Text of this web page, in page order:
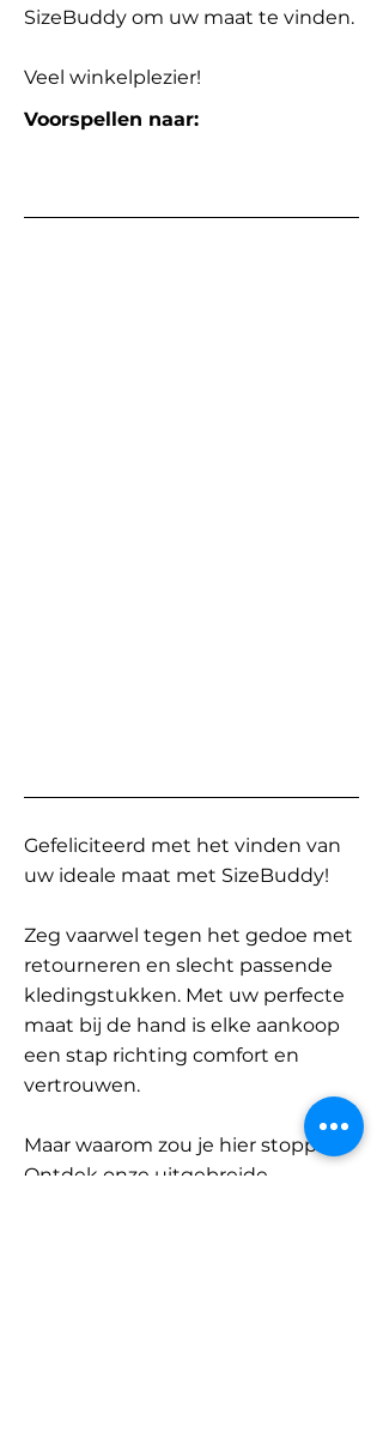
SizeBuddy om uw maat te vinden.
Veel winkelplezier!
Voorspellen naar:
Gefeliciteerd met het vinden van
uw ideale maat met SizeBuddy!
Zeg vaarwel tegen het gedoe met
retourneren en slecht passende
kledingstukken. Met uw perfecte
maat bij de hand is elke aankoop
een stap richting comfort en
vertrouwen.
Maar waarom zou je hier stoppen?
Ontdek onze uitgebreide